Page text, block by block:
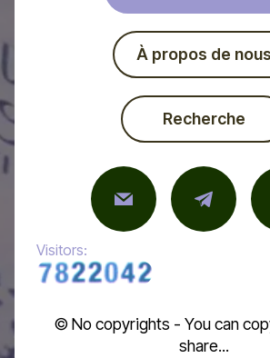
À propos de nous
Recherche
Visitors:
© No copyrights - You can
share...